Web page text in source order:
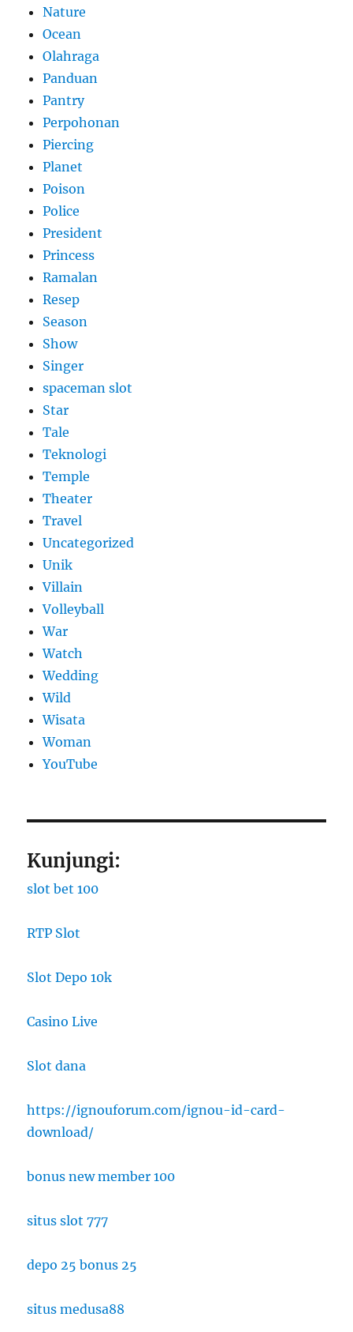
Nature
Ocean
Olahraga
Panduan
Pantry
Perpohonan
Piercing
Planet
Poison
Police
President
Princess
Ramalan
Resep
Season
Show
Singer
spaceman slot
Star
Tale
Teknologi
Temple
Theater
Travel
Uncategorized
Unik
Villain
Volleyball
War
Watch
Wedding
Wild
Wisata
Woman
YouTube
Kunjungi:
slot bet 100
RTP Slot
Slot Depo 10k
Casino Live
Slot dana
https://ignouforum.com/ignou-id-card-
download/
bonus new member 100
situs slot 777
depo 25 bonus 25
situs medusa88